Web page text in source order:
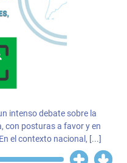
intenso debate sobre la
con posturas a favor y en
el contexto nacional, [...]